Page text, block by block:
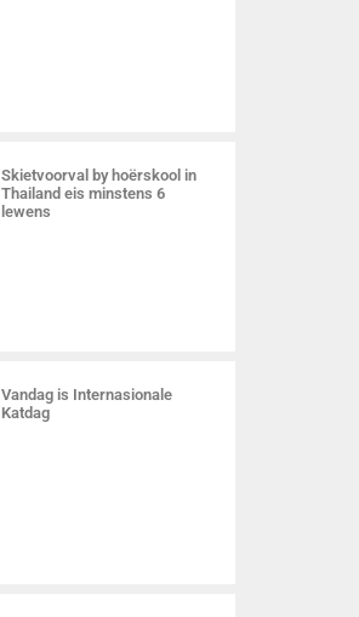
Skietvoorval by hoërskool in
Thailand eis minstens 6
lewens
Vandag is Internasionale
Katdag